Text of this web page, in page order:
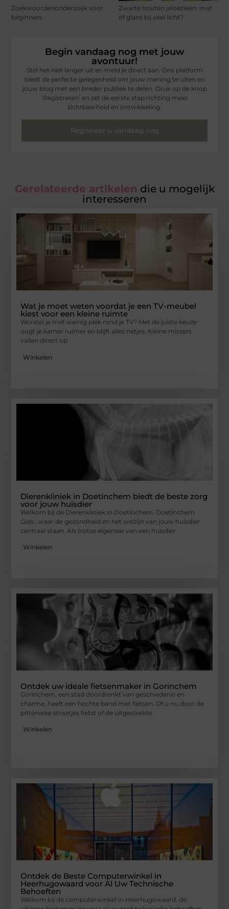
Zoekwoordenonderzoek voor
beginners
Zwarte houten jaloezieën: mat
of glans bij veel licht?
Begin vandaag nog met jouw
avontuur!
Stel het niet langer uit en meld je direct aan. Ons platform
biedt de perfecte gelegenheid om jouw mening te uiten en
jouw blog met een breder publiek te delen. Druk op de knop
‘Registreren’ en zet de eerste stap richting meer
zichtbaarheid en ontwikkeling.
Registreer u vandaag nog
Gerelateerde artikelen die u mogelijk
interesseren
Wat je moet weten voordat je een TV-meubel
kiest voor een kleine ruimte
Worstel je met weinig plek rond je TV? Met de juiste keuze
oogt je kamer ruimer en blijft alles netjes. Kleine missers
vallen direct op
Winkelen
Dierenkliniek in Doetinchem biedt de beste zorg
voor jouw huisdier
Welkom bij de Dierenkliniek in Doetinchem. Doetinchem
Gids., waar de gezondheid en het welzijn van jouw huisdier
centraal staan. Als trotse eigenaar van een huisdier
Winkelen
Ontdek uw ideale fietsenmaker in Gorinchem
Gorinchem, een stad doordrenkt van geschiedenis en
charme, heeft een hechte band met fietsen. Of u nu door de
pittoreske straatjes fietst of de uitgestrekte
Winkelen
Ontdek de Beste Computerwinkel in
Heerhugowaard voor Al Uw Technische
Behoeften
Welkom bij de computerwinkel in Heerhugowaard, de